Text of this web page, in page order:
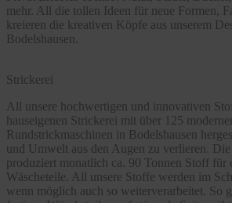
mehr. All die tollen Ideen für neue Formen,
kreieren die kreativen Köpfe aus unserem
Bodelshausen.
Strickerei
All unsere hochwertigen und innovativen
hauseigenen Strickerei mit über 125
Rundstrickmaschinen in Bodelshausen
und Umwelt aus den Augen zu verlieren.
produziert monatlich ca. 90 Tonnen Stoff für
Wäscheteile. All unsere Stoffe werden im
wenn möglich auch so weiterverarbeitet. So